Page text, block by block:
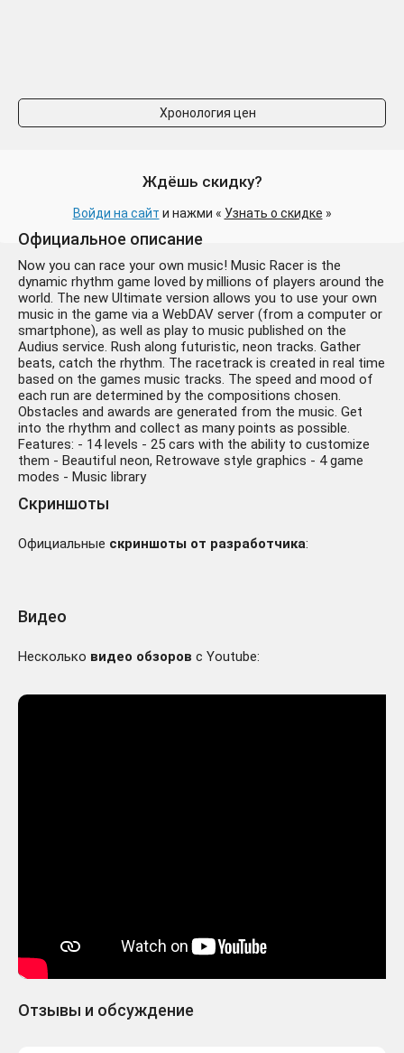
Хронология цен
Ждёшь скидку?
Войди на сайт и нажми « Узнать о скидке »
Официальное описание
Now you can race your own music! Music Racer is the
dynamic rhythm game loved by millions of players around the
world. The new Ultimate version allows you to use your own
music in the game via a WebDAV server (from a computer or
smartphone), as well as play to music published on the
Audius service. Rush along futuristic, neon tracks. Gather
beats, catch the rhythm. The racetrack is created in real time
based on the games music tracks. The speed and mood of
each run are determined by the compositions chosen.
Obstacles and awards are generated from the music. Get
into the rhythm and collect as many points as possible.
Features: - 14 levels - 25 cars with the ability to customize
them - Beautiful neon, Retrowave style graphics - 4 game
modes - Music library
Скриншоты
Официальные скриншоты от разработчика:
Видео
Несколько видео обзоров с Youtube:
Отзывы и обсуждение